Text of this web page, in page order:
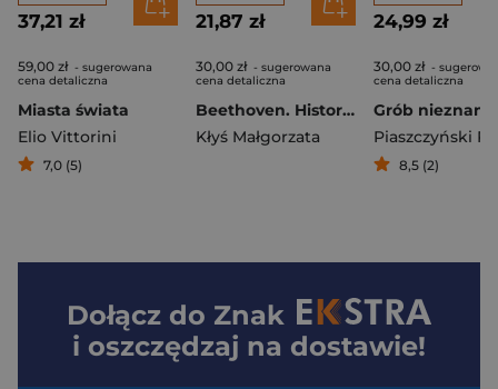
37,21 zł
59,00 zł - sugerowana
cena detaliczna
Miasta świata
Elio Vittorini
7,0 (5)
21,87 zł
30,00 zł - sugerowana
cena detaliczna
Beethoven. Historia zapisana w genach
Kłyś Małgorzata
24,99 zł
30,00 zł -
cena detaliczna
Piaszczyński
8,5 (2)
Dołącz do Znak
i oszczędzaj na dostawie!